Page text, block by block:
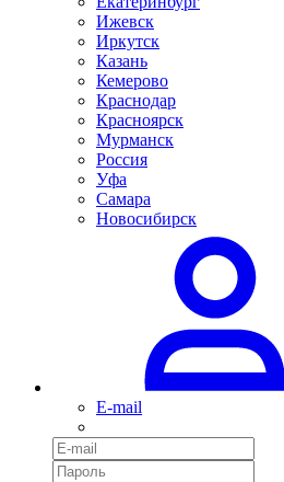
Ижевск
Иркутск
Казань
Кемерово
Краснодар
Красноярск
Мурманск
Россия
Уфа
Самара
Новосибирск
E-mail